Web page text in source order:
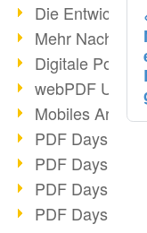
Die
Mehr
Digitale Post als
webPDF
Mobiles
PDF Days
PDF Days
PDF Days
PDF Days